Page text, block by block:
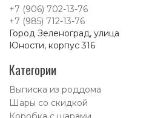
+7 (906) 702-13-76
+7 (985) 712-13-76
Город Зеленоград, улица
Юности, корпус 316
Категории
Выписка из роддома
Шары со скидкой